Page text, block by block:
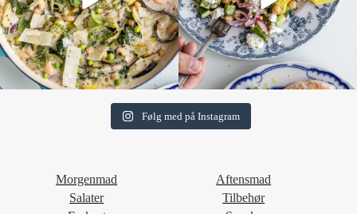
Følg med på Instagram
Morgenmad
Salater
Aftensmad
Tilbehør